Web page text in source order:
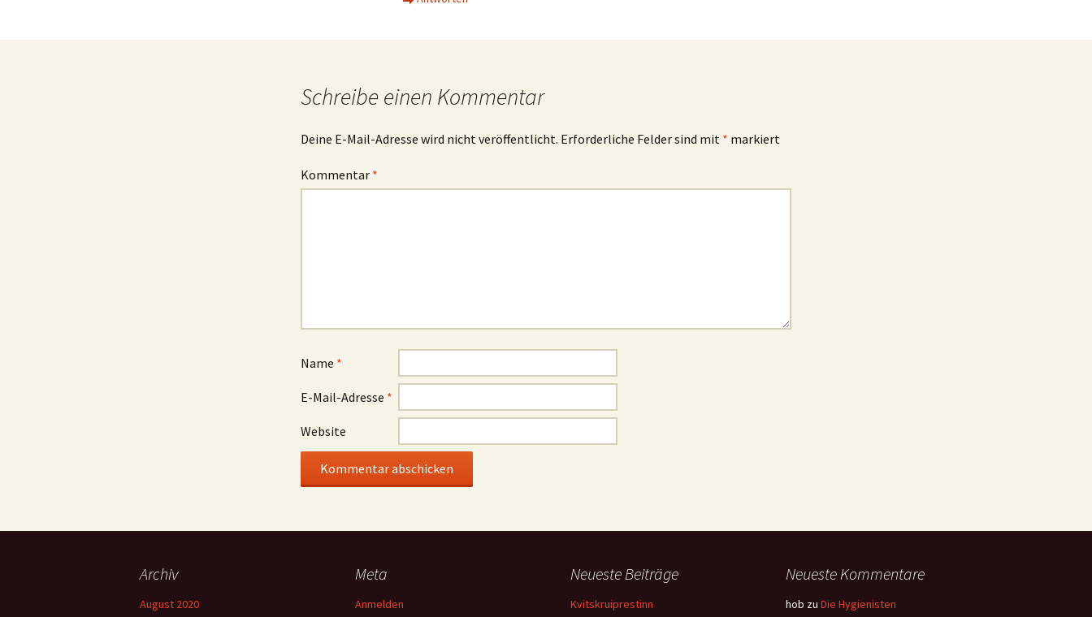
Schreibe einen Kommentar
Deine E-Mail-Adresse wird nicht veröffentlicht. Erforderliche Felder sind mit * markiert
Kommentar *
Name *
E-Mail-Adresse *
Website
Archiv
August 2020
Meta
Anmelden
Neueste Beiträge
Kvitskruiprestinn
Neueste Kommentare
hob zu Die Hygienisten